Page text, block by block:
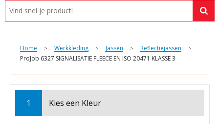
Home > Werkkleding > Jassen > Reflectiejassen >
ProJob 6327 SIGNALISATIE FLEECE EN ISO 20471 KLASSE 3
1 Kies een Kleur